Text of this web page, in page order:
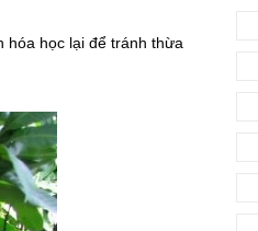
học lại để tránh thừa